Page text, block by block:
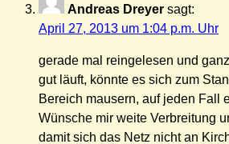
Andreas Dreyer sagt:
April 27, 2013 um 1:04 p.m. Uhr
gerade mal reingelesen und
gut läuft, könnte es sich zum
Bereich mausern, auf jeden Fall
Wünsche mir weite Verbreitung
damit sich das Netz nicht an